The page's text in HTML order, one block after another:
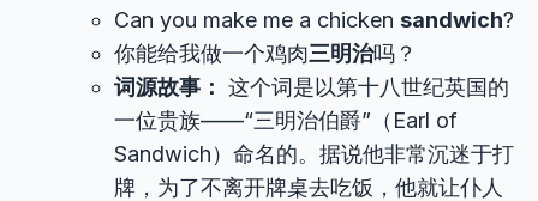
Can you make me a chicken sandwich?
你能给我做一个鸡肉三明治吗？
词源故事： 这个词是以第十八世纪英国的
一位贵族——“三明治伯爵”（Earl of
Sandwich）命名的。据说他非常沉迷于打
牌，为了不离开牌桌去吃饭，他就让仆人